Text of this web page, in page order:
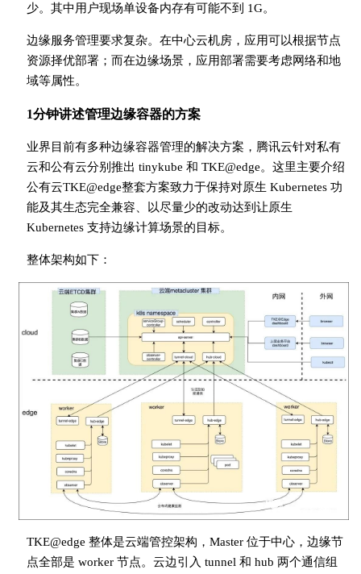
少。其中用户现场单设备内存有可能不到 1G。
边缘服务管理要求复杂。在中心云机房，应用可以根据节点
资源择优部署；而在边缘场景，应用部署需要考虑网络和地
域等属性。
1分钟讲述管理边缘容器的方案
业界目前有多种边缘容器管理的解决方案，腾讯云针对私有
云和公有云分别推出 tinykube 和 TKE@edge。这里主要介绍
公有云TKE@edge整套方案致力于保持对原生 Kubernetes 功
能及其生态完全兼容、以尽量少的改动达到让原生
Kubernetes 支持边缘计算场景的目标。
整体架构如下：
TKE@edge 整体是云端管控架构，Master 位于中心，边缘节
点全部是 worker 节点。云边引入 tunnel 和 hub 两个通信组